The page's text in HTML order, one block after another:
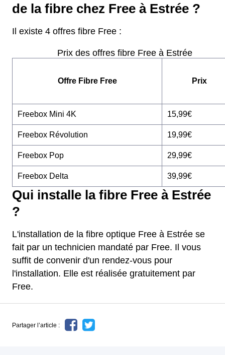
de la fibre chez Free à Estrée ?
Il existe 4 offres fibre Free :
Prix des offres fibre Free à Estrée
Offre Fibre Free Prix
Freebox Mini 4K 15,99€
Freebox Révolution 19,99€
Freebox Pop 29,99€
Freebox Delta 39,99€
Qui installe la fibre Free à Estrée
?
L'installation de la fibre optique Free à Estrée se
fait par un technicien mandaté par Free. Il vous
suffit de convenir d'un rendez-vous pour
l'installation. Elle est réalisée gratuitement par
Free.
Partager l’article :